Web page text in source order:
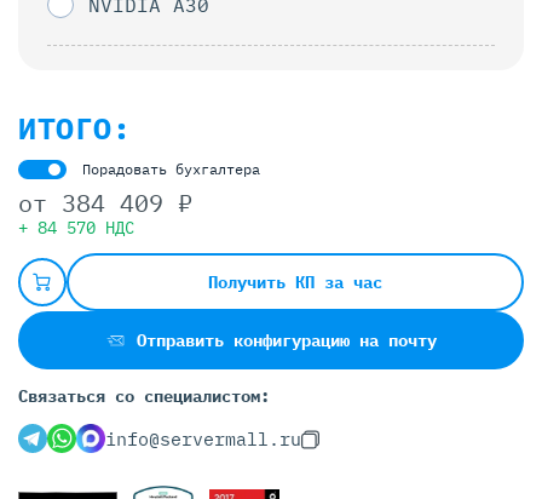
ИТОГО:
Порадовать бухгалтера
от 384 409 ₽
+ 84 570 НДС
Отправить конфигурацию на почту
Получить КП за час
Связаться со специалистом:
info@servermall.ru